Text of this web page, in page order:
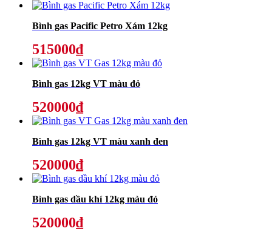
Bình gas Pacific Petro Xám 12kg
515000₫
Bình gas 12kg VT màu đỏ
520000₫
Bình gas 12kg VT màu xanh đen
520000₫
Bình gas dầu khí 12kg màu đỏ
520000₫